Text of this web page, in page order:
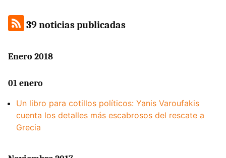
39 noticias publicadas
Enero 2018
01 enero
Un libro para cotillos políticos: Yanis Varoufakis
cuenta los detalles más escabrosos del rescate a
Grecia